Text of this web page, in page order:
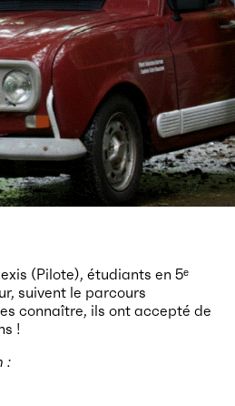
(Pilote), étudiants en 5ᵉ
suivent le parcours
connaître, ils ont accepté de
!
: